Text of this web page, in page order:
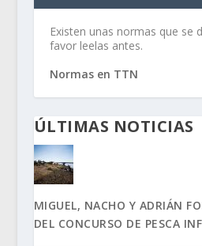
Existen unas normas que se
favor leelas antes.
Normas en TTN
ÚLTIMAS NOTICIAS
MIGUEL, NACHO Y ADRIÁN
DEL CONCURSO DE PESCA